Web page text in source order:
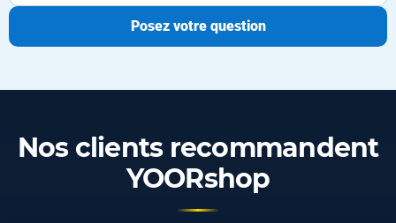
Posez votre question
Nos clients recommandent
YOORshop